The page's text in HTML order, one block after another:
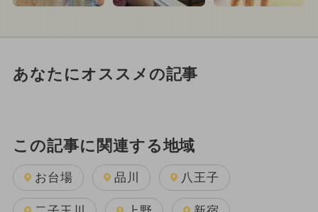
あなたにオススメの記事
この記事に関連する地域
お台場 品川 八王子